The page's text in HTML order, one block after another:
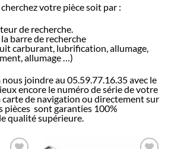
votre pièce soit par :
de recherche.
barre de recherche
carburant, lubrification, allumage,
allumage …)
nous joindre au 05.59.77.16.35 avec le
encore le numéro de série de votre
de navigation ou directement sur
pièces sont garanties 100%
qualité supérieure.